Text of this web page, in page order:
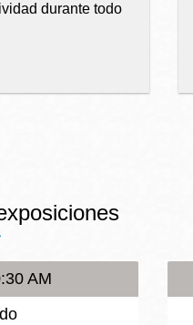
durante todo
AM